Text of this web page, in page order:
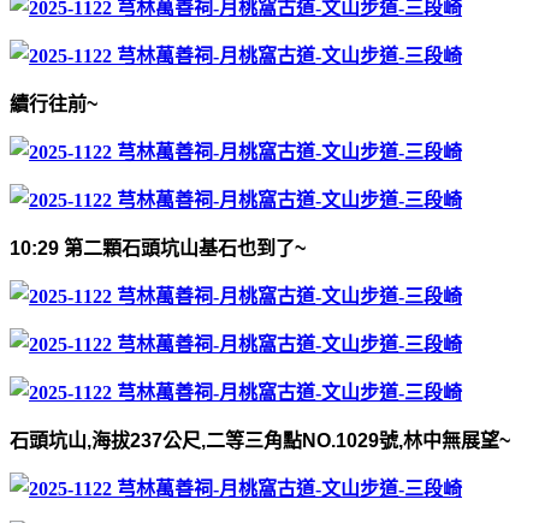
續行往前~
10:29 第二顆石頭坑山基石也到了~
石頭坑山,海拔237公尺,二等三角點NO.1029號,林中無展望~